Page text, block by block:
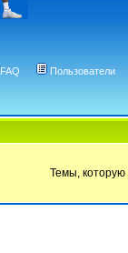
FAQ Пользователи
Темы, которую